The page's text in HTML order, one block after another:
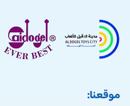
موقعنا: